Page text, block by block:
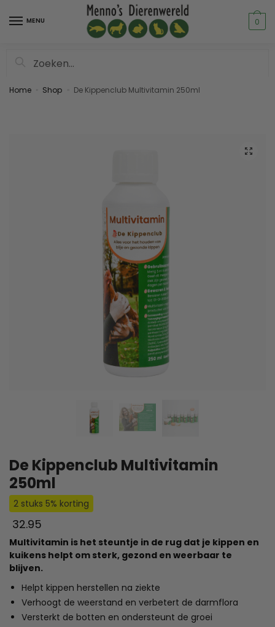
MENU 0
Home Shop De Kippenclub Multivitamin 250ml
De Kippenclub Multivitamin
250ml
2 stuks 5% korting
32.95
Multivitamin is het steuntje in de rug dat je kippen en
kuikens helpt om sterk, gezond en weerbaar te
blijven.
Helpt kippen herstellen na ziekte
Verhoogt de weerstand en verbetert de darmflora
Versterkt de botten en ondersteunt de groei